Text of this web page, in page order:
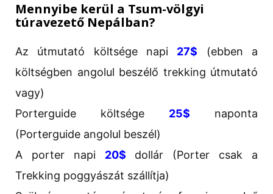
Mennyibe kerül a Tsum-völgyi
túravezető Nepálban?
Az útmutató költsége napi 27$ (ebben a
költségben angolul beszélő trekking útmutató
vagy)
Porterguide költsége 25$
naponta
(Porterguide angolul beszél)
A porter napi 20$ dollár (Porter csak a
Trekking poggyászát szállítja)